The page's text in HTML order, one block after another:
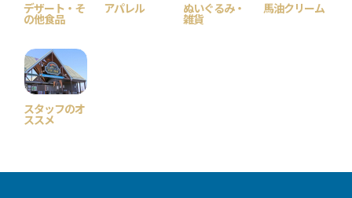
デザート・そ
の他食品
アパレル ぬいぐるみ・
雑貨
馬油クリーム
スタッフのオ
ススメ